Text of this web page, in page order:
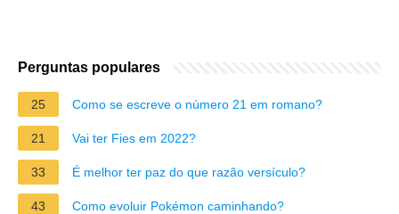
Perguntas populares
25 Como se escreve o número 21 em romano?
21 Vai ter Fies em 2022?
33 É melhor ter paz do que razão versículo?
43 Como evoluir Pokémon caminhando?